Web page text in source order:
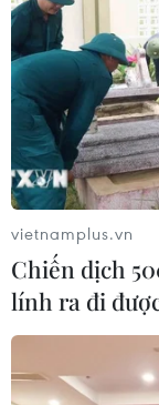
Bệnh nhân làm
Ngày 18/6,
phố Hồ Chí
xuất tiếp tục
thẻ Bảo hiểm
thường trú tại
địa bàn
Hiện vẫn còn
vietnamplus.vn
Chiến dịch
lính ra đi